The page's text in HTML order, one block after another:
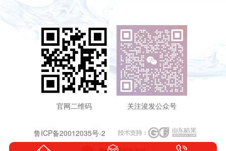
官网二维码 关注浚发公众号
鲁ICP备20012035号-2